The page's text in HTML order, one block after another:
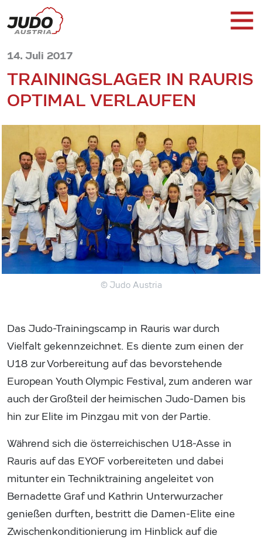
14. Juli 2017
TRAININGSLAGER IN RAURIS
OPTIMAL VERLAUFEN
© Judo Austria
Das Judo-Trainingscamp in Rauris war durch
Vielfalt gekennzeichnet. Es diente zum einen der
U18 zur Vorbereitung auf das bevorstehende
European Youth Olympic Festival, zum anderen war
auch der Großteil der heimischen Judo-Damen bis
hin zur Elite im Pinzgau mit von der Partie.
Während sich die österreichischen U18-Asse in
Rauris auf das EYOF vorbereiteten und dabei
mitunter ein Techniktraining angeleitet von
Bernadette Graf und Kathrin Unterwurzacher
genießen durften, bestritt die Damen-Elite eine
Zwischenkonditionierung im Hinblick auf die